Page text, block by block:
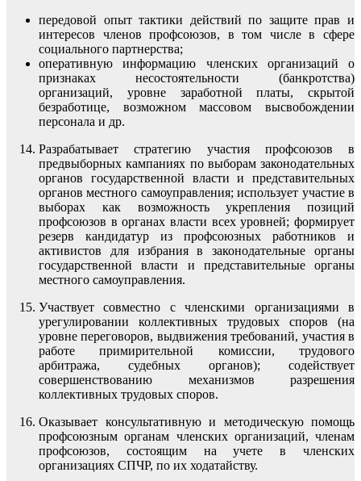
передовой опыт тактики действий по защите прав и
интересов членов профсоюзов, в том числе в сфере
социального партнерства;
оперативную информацию членских организаций о
признаках несостоятельности (банкротства)
организаций, уровне заработной платы, скрытой
безработице, возможном массовом высвобождении
персонала и др.
Разрабатывает стратегию участия профсоюзов в
предвыборных кампаниях по выборам законодательных
органов государственной власти и представительных
органов местного самоуправления; использует участие в
выборах как возможность укрепления позиций
профсоюзов в органах власти всех уровней; формирует
резерв кандидатур из профсоюзных работников и
активистов для избрания в законодательные органы
государственной власти и представительные органы
местного самоуправления.
Участвует совместно с членскими организациями в
урегулировании коллективных трудовых споров (на
уровне переговоров, выдвижения требований, участия в
работе примирительной комиссии, трудового
арбитража, судебных органов); содействует
совершенствованию механизмов разрешения
коллективных трудовых споров.
Оказывает консультативную и методическую помощь
профсоюзным органам членских организаций, членам
профсоюзов, состоящим на учете в членских
организациях СПЧР, по их ходатайству.